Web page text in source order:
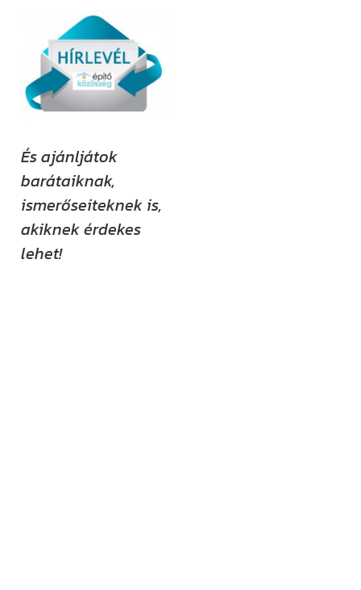
És ajánljátok
barátaiknak,
ismerőseiteknek is,
akiknek érdekes
lehet!